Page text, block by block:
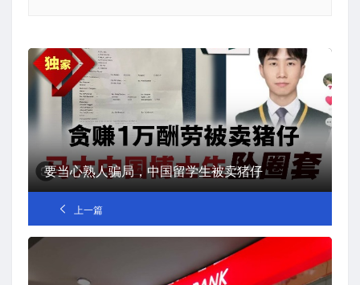
要当心熟人骗局，中国留学生被卖猪仔
上一篇